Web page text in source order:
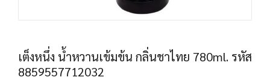
เต็งหนึ่ง น้ำหวานเข้มข้น กลิ่นชาไทย 780ml. รหัส
8859557712032